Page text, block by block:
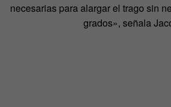
necesarias para alargar el trago sin
grados», señala